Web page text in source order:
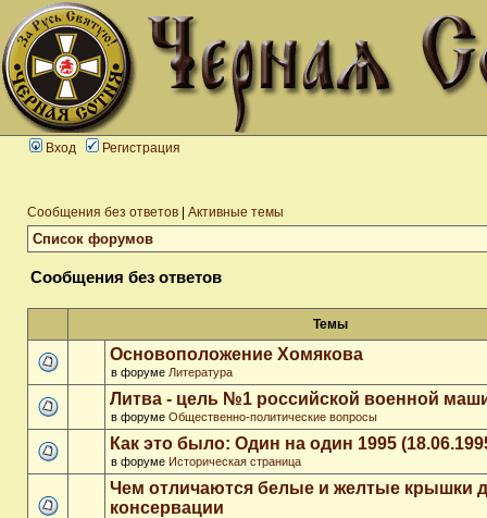
Вход Регистрация
Сообщения без ответов Активные темы
Список форумов
Сообщения без ответов
Темы
Основоположение Хомякова
в форуме Литература
Литва - цель №1 российской военной
в форуме Общественно-политические вопросы
Как это было: Один на один 1995
в форуме Историческая страница
Чем отличаются белые и желтые крышки
консервации